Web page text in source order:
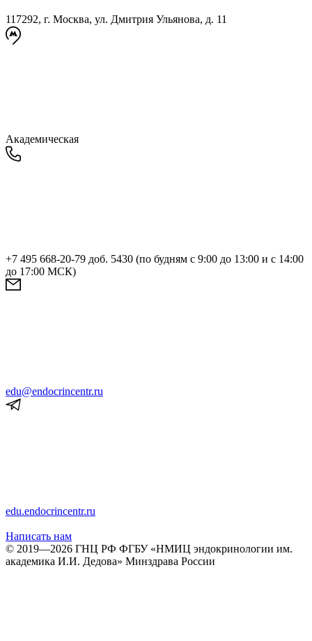
117292, г. Москва, ул. Дмитрия Ульянова, д. 11
Академическая
+7 495 668-20-79 доб. 5430 (по будням с 9:00 до 13:00 и с 14:00
до 17:00 МСК)
edu@endocrincentr.ru
edu.endocrincentr.ru
Написать нам
© 2019—2026 ГНЦ РФ ФГБУ «НМИЦ эндокринологии им.
академика И.И. Дедова» Минздрава России